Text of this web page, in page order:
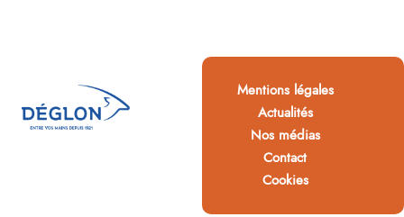
Mentions légales
Actualités
Nos médias
Contact
Cookies